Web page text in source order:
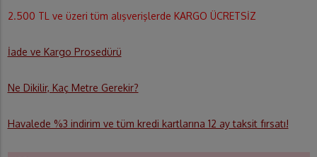
2.500 TL ve üzeri tüm alışverişlerde KARGO ÜCRETSİZ
İade ve Kargo Prosedürü
Ne Dikilir, Kaç Metre Gerekir?
Havalede %3 indirim ve tüm kredi kartlarına 12 ay taksit fırsatı!